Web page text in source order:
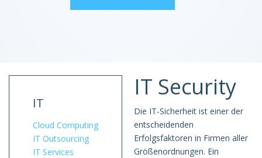
IT
Cloud Computing
IT Outsourcing
IT Services
IT Security
Die IT-Sicherheit ist einer der
entscheidenden
Erfolgsfaktoren in Firmen aller
Größenordnungen. Ein